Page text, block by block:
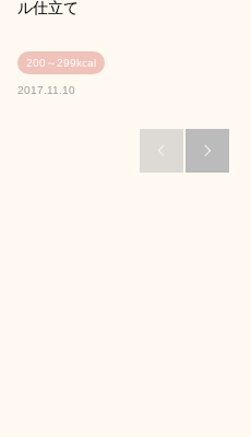
ル仕立て
200～299kcal
2017.11.10
 